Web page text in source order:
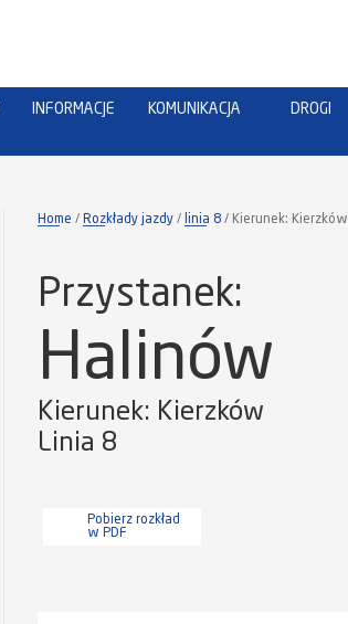
INFORMACJE KOMUNIKACJA DROGI
Home Rozkłady jazdy linia 8 Kierunek:
Przystanek:
Halinów
Kierunek: Kierzków
Linia 8
Pobierz rozkład
w PDF